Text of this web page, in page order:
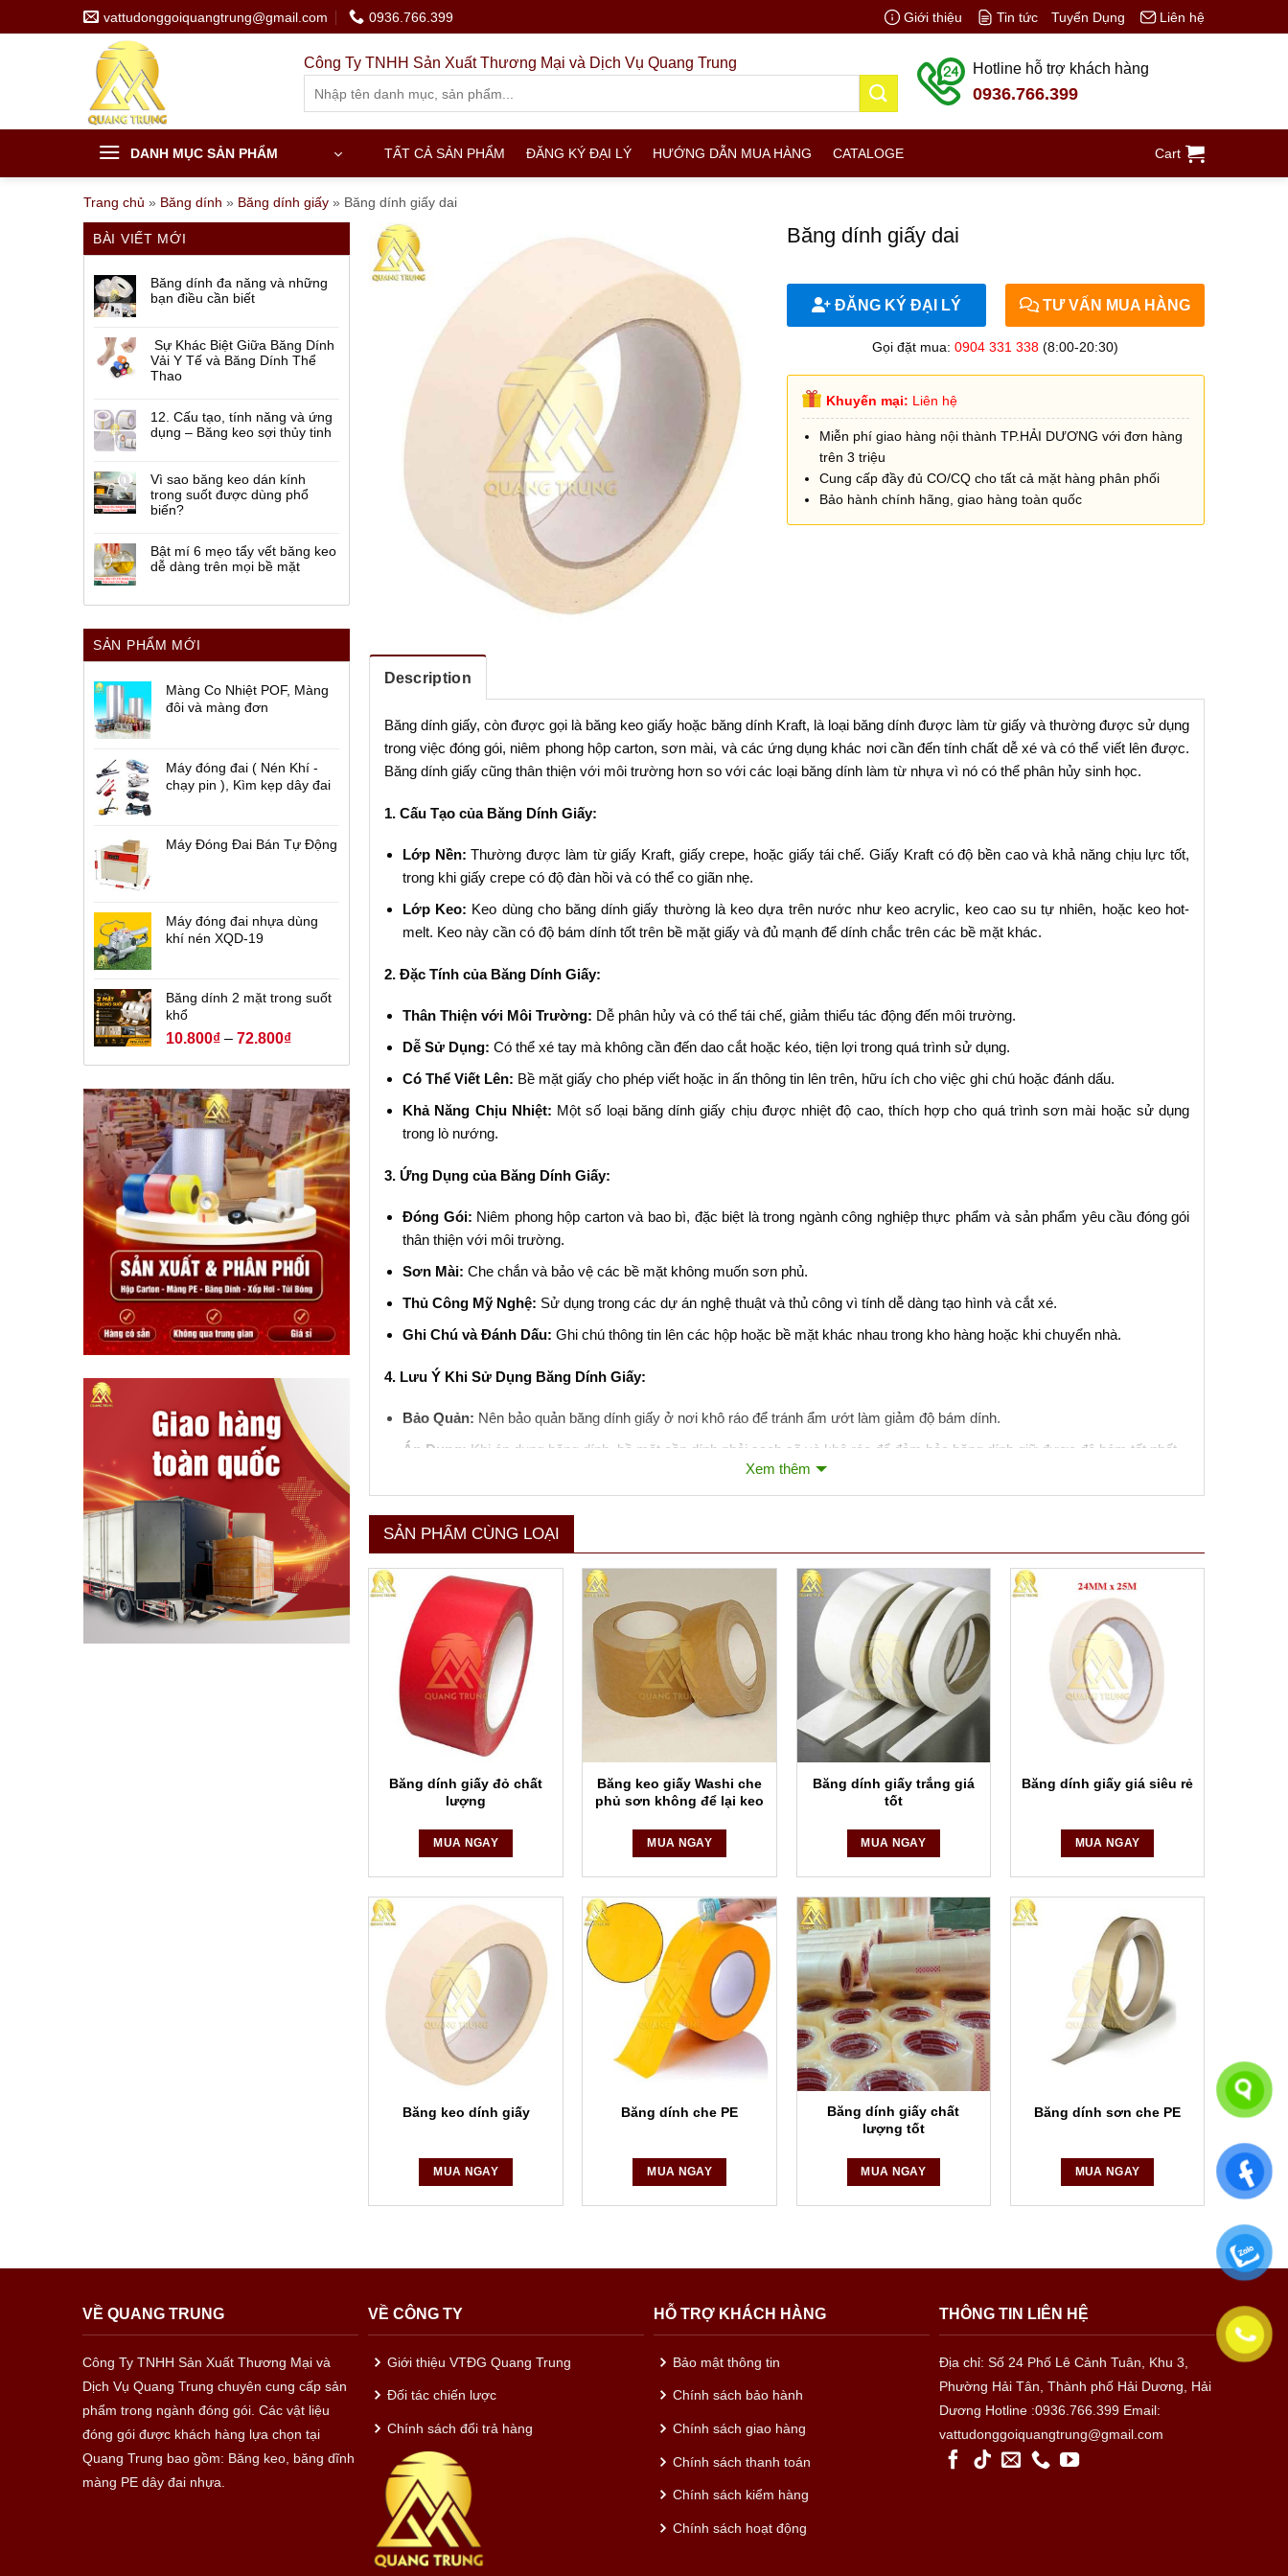
to
vattudonggoiquangtrung@gmail.com 0936.766.399 Giới thiệu Tin tức Tuyển Dụng Liên hệ
Công Ty TNHH Sản Xuất Thương Mại và Dịch Vụ Quang Trung Hotline hỗ trợ khách hàng
0936.766.399
DANH MỤC SẢN PHẨM TẤT CẢ SẢN PHẨM ĐĂNG KÝ ĐẠI LÝ HƯỚNG DẪN MUA HÀNG CATALOGE Cart
Trang chủ » Băng dính » Băng dính giấy » Băng dính giấy dai
BÀI VIẾT MỚI
Băng dính đa năng và những
bạn điều cần biết
Sự Khác Biệt Giữa Băng Dính
Vải Y Tế và Băng Dính Thể
Thao
12. Cấu tạo, tính năng và ứng
dụng – Băng keo sợi thủy tinh
Vì sao băng keo dán kính
trong suốt được dùng phổ
biến?
Bật mí 6 mẹo tẩy vết băng keo
dễ dàng trên mọi bề mặt
SẢN PHẨM MỚI
Màng Co Nhiệt POF, Màng
đôi và màng đơn
Máy đóng đai ( Nén Khí -
chạy pin ), Kìm kẹp dây đai
Máy Đóng Đai Bán Tự Động
Máy đóng đai nhựa dùng
khí nén XQD-19
Băng dính 2 mặt trong suốt
khổ
10.800₫ – 72.800₫
Băng dính giấy dai
ĐĂNG KÝ ĐẠI LÝ TƯ VẤN MUA HÀNG
Gọi đặt mua:0904 331 338 (8:00-20:30)
Khuyến mại: Liên hệ
Miễn phí giao hàng nội thành TP.HẢI DƯƠNG với đơn hàng
trên 3 triệu
Cung cấp đầy đủ CO/CQ cho tất cả mặt hàng phân phối
Bảo hành chính hãng, giao hàng toàn quốc
Description
Băng dính giấy, còn được gọi là băng keo giấy hoặc băng dính Kraft, là loại băng dính được làm từ giấy và thường được sử dụng
trong việc đóng gói, niêm phong hộp carton, sơn mài, và các ứng dụng khác nơi cần đến tính chất dễ xé và có thể viết lên được.
Băng dính giấy cũng thân thiện với môi trường hơn so với các loại băng dính làm từ nhựa vì nó có thể phân hủy sinh học.
1. Cấu Tạo của Băng Dính Giấy:
Lớp Nền: Thường được làm từ giấy Kraft, giấy crepe, hoặc giấy tái chế. Giấy Kraft có độ bền cao và khả năng chịu lực tốt,
trong khi giấy crepe có độ đàn hồi và có thể co giãn nhẹ.
Lớp Keo: Keo dùng cho băng dính giấy thường là keo dựa trên nước như keo acrylic, keo cao su tự nhiên, hoặc keo hot-
melt. Keo này cần có độ bám dính tốt trên bề mặt giấy và đủ mạnh để dính chắc trên các bề mặt khác.
2. Đặc Tính của Băng Dính Giấy:
Thân Thiện với Môi Trường: Dễ phân hủy và có thể tái chế, giảm thiểu tác động đến môi trường.
Dễ Sử Dụng: Có thể xé tay mà không cần đến dao cắt hoặc kéo, tiện lợi trong quá trình sử dụng.
Có Thể Viết Lên: Bề mặt giấy cho phép viết hoặc in ấn thông tin lên trên, hữu ích cho việc ghi chú hoặc đánh dấu.
Khả Năng Chịu Nhiệt: Một số loại băng dính giấy chịu được nhiệt độ cao, thích hợp cho quá trình sơn mài hoặc sử dụng
trong lò nướng.
3. Ứng Dụng của Băng Dính Giấy:
Đóng Gói: Niêm phong hộp carton và bao bì, đặc biệt là trong ngành công nghiệp thực phẩm và sản phẩm yêu cầu đóng gói
thân thiện với môi trường.
Sơn Mài: Che chắn và bảo vệ các bề mặt không muốn sơn phủ.
Thủ Công Mỹ Nghệ: Sử dụng trong các dự án nghệ thuật và thủ công vì tính dễ dàng tạo hình và cắt xé.
Ghi Chú và Đánh Dấu: Ghi chú thông tin lên các hộp hoặc bề mặt khác nhau trong kho hàng hoặc khi chuyển nhà.
4. Lưu Ý Khi Sử Dụng Băng Dính Giấy:
Bảo Quản: Nên bảo quản băng dính giấy ở nơi khô ráo để tránh ẩm ướt làm giảm độ bám dính.
Áp Dụng: Khi áp dụng băng dính, bề mặt cần dính phải sạch sẽ và khô ráo để đảm bảo băng dính giữ được độ bám tốt nhất.
Băng dính giấy là một lựa chọn tuyệt vời cho những ai đang tìm kiếm một giải pháp đóng gói thân thiện với môi trường và có tính
năng đa dụng.
Xem thêm
SẢN PHẨM CÙNG LOẠI
Băng dính giấy đỏ chất
lượng
MUA NGAY
Băng keo giấy Washi che
phủ sơn không để lại keo
MUA NGAY
Băng dính giấy trắng giá
tốt
MUA NGAY
Băng dính giấy giá siêu rẻ
MUA NGAY
Băng keo dính giấy
MUA NGAY
Băng dính che PE
MUA NGAY
Băng dính giấy chất
lượng tốt
MUA NGAY
Băng dính sơn che PE
MUA NGAY
VỀ QUANG TRUNG
Công Ty TNHH Sản Xuất Thương Mại và
Dịch Vụ Quang Trung chuyên cung cấp sản
phẩm trong ngành đóng gói. Các vật liệu
đóng gói được khách hàng lựa chọn tại
Quang Trung bao gồm: Băng keo, băng dĩnh
màng PE dây đai nhựa.
VỀ CÔNG TY
Giới thiệu VTĐG Quang Trung
Đối tác chiến lược
Chính sách đổi trả hàng
HỖ TRỢ KHÁCH HÀNG
Bảo mật thông tin
Chính sách bảo hành
Chính sách giao hàng
Chính sách thanh toán
Chính sách kiểm hàng
Chính sách hoạt động
THÔNG TIN LIÊN HỆ
Địa chỉ: Số 24 Phố Lê Cảnh Tuân, Khu 3,
Phường Hải Tân, Thành phố Hải Dương, Hải
Dương Hotline :0936.766.399 Email:
vattudonggoiquangtrung@gmail.com